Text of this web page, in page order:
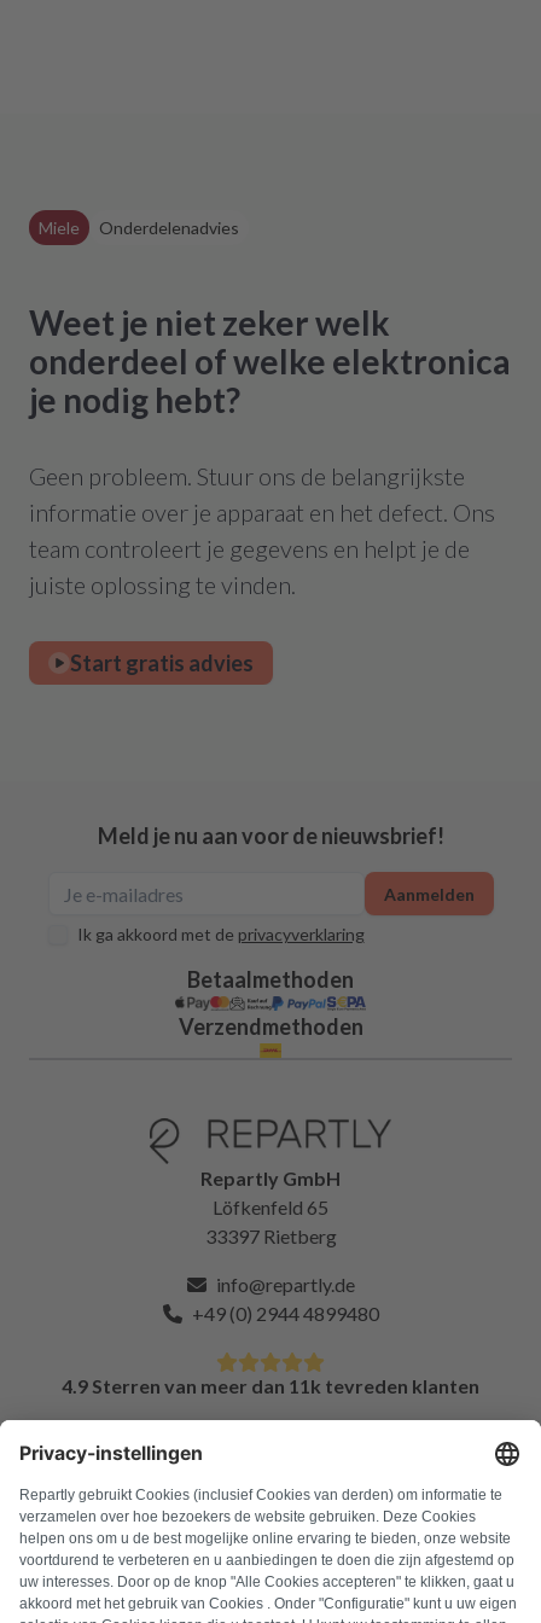
Miele Onderdelenadvies
Weet je niet zeker welk
onderdeel of welke elektronica
je nodig hebt?
Geen probleem. Stuur ons de belangrijkste
informatie over je apparaat en het defect. Ons
team controleert je gegevens en helpt je de
juiste oplossing te vinden.
Start gratis advies
Meld je nu aan voor de nieuwsbrief!
Ik ga akkoord met de privacyverklaring
Aanmelden
Betaalmethoden
Verzendmethoden
Repartly GmbH
Löfkenfeld 65
33397 Rietberg
info@repartly.de
+49 (0) 2944 4899480
4.9 Sterren van meer dan 11k tevreden klanten
FAQ
Alle foutcodes
Over ons